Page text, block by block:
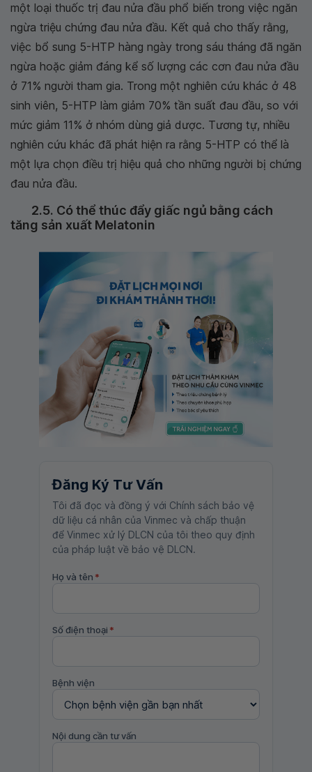
một loại thuốc trị đau nửa đầu phổ biến trong việc ngăn
ngừa triệu chứng đau nửa đầu. Kết quả cho thấy rằng,
việc bổ sung 5-HTP hàng ngày trong sáu tháng đã ngăn
ngừa hoặc giảm đáng kể số lượng các cơn đau nửa đầu
ở 71% người tham gia. Trong một nghiên cứu khác ở 48
sinh viên, 5-HTP làm giảm 70% tần suất đau đầu, so với
mức giảm 11% ở nhóm dùng giả dược. Tương tự, nhiều
nghiên cứu khác đã phát hiện ra rằng 5-HTP có thể là
một lựa chọn điều trị hiệu quả cho những người bị chứng
đau nửa đầu.
2.5. Có thể thúc đẩy giấc ngủ bằng cách
tăng sản xuất Melatonin
Đăng Ký Tư Vấn
Tôi đã đọc và đồng ý với Chính sách bảo vệ
dữ liệu cá nhân của Vinmec và chấp thuận
để Vinmec xử lý DLCN của tôi theo quy định
của pháp luật về bảo vệ DLCN.
Họ và tên *
Số điện thoại *
Bệnh viện
Nội dung cần tư vấn